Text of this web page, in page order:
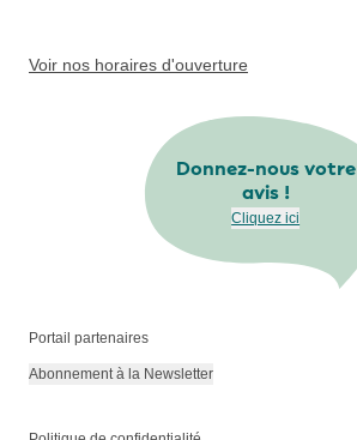
Voir nos horaires d'ouverture
Donnez-nous votre
avis !
Cliquez ici
Portail partenaires
Abonnement à la Newsletter